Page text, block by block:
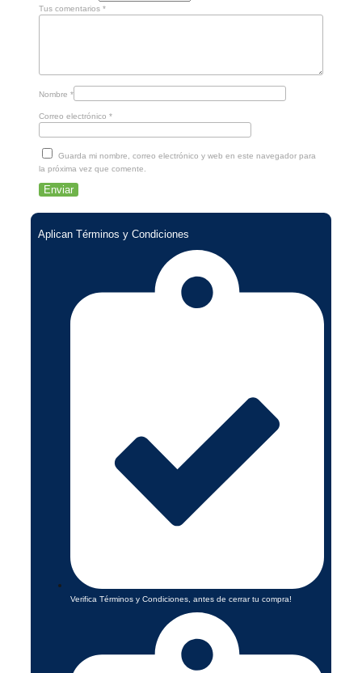
Tus comentarios *
Nombre *
Correo electrónico *
Guarda mi nombre, correo electrónico y web en este navegador para
la próxima vez que comente.
Aplican Términos y Condiciones
Verifica Términos y Condiciones, antes de cerrar tu compra!